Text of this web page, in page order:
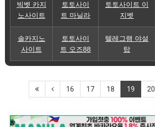
빅벳 카지
노사이트
토토사이
트 마닐라
토토사이트 이
지벳
솔카지노
사이트
토토사이
트 오즈88
텔레그램 야설
탑
16 17 18 19 20